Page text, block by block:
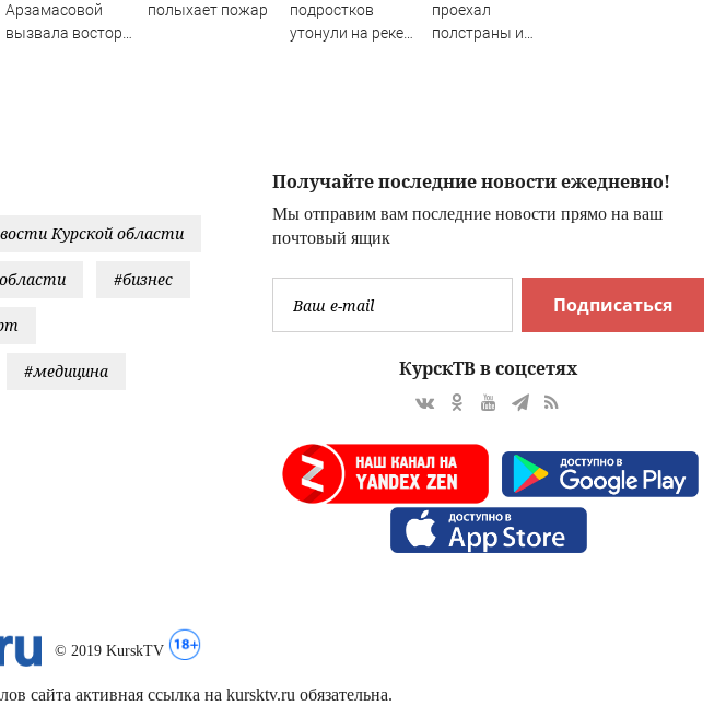
Арзамасовой
вызвала восторг
полыхает пожар
подростков
утонули на реке
проехал
полстраны и
Получайте последние новости ежедневно!
Мы отправим вам последние новости прямо на ваш
почтовый ящик
Подписаться
КурскТВ в соцсетях
Курской области
#бизнес
#медицина
© 2019 KurskTV
сайта активная ссылка на kursktv.ru обязательна.